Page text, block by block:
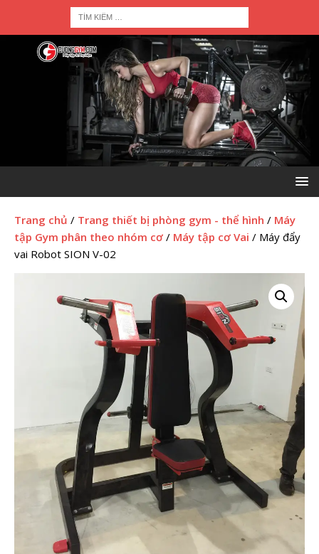
Trang chủ / Trang thiết bị phòng gym - thể hình / Máy
tập Gym phân theo nhóm cơ / Máy tập cơ Vai / Máy đẩy
vai Robot SION V-02